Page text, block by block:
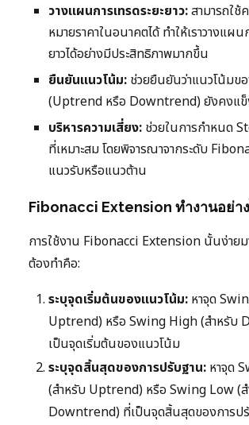
วางแผนการเทรดระยะยาว:สามารถใช้
หมายราคาในอนาคตได้ ทำให้เราวางแผน
ยาวได้อย่างมีประสิทธิภาพมากขึ้น
ยืนยันแนวโน้ม: ช่วยยืนยันว่าแนวโน้มข
(Uptrend หรือ Downtrend) ยังคงแข็
บริหารความเสี่ยง: ช่วยในการกำหนด
ที่เหมาะสม โดยพิจารณาจากระดับ
แนวรับหรือแนวต้าน
Fibonacci Extension ทำงานอย่าง
การใช้งาน Fibonacci Extension นั้นง่าย
ต้องทำคือ:
ระบุจุดเริ่มต้นของแนวโน้ม: หาจุด
Uptrend) หรือ Swing High (สำหรับ
เป็นจุดเริ่มต้นของแนวโน้ม
ระบุจุดสิ้นสุดของการปรับฐาน: หาจุด
(สำหรับ Uptrend) หรือ Swing Low (
Downtrend) ที่เป็นจุดสิ้นสุดของการป